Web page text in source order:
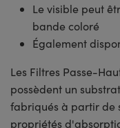
Le visible peut
bande coloré
Également
Les Filtres Passe-
possèdent un
fabriqués à partir de
propriétés